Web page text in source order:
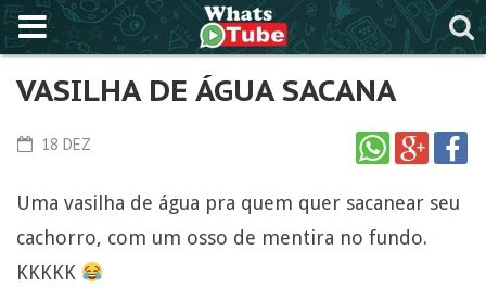
VASILHA DE ÁGUA SACANA
18 DEZ
Uma vasilha de água pra quem quer sacanear seu
cachorro, com um osso de mentira no fundo.
KKKKK